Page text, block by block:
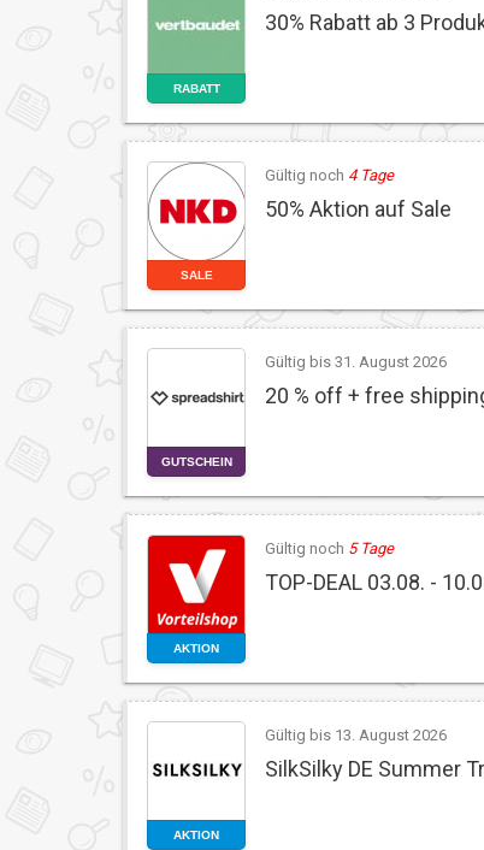
RABATT
30% Rabatt ab 3
SALE
Gültig noch 4 Tage
50% Aktion auf Sale
GUTSCHEIN
Gültig bis 31. August 2026
20 % off + free
AKTION
Gültig noch 5 Tage
TOP-DEAL 03.08. -
AKTION
Gültig bis 13. August 2026
SilkSilky DE Summer